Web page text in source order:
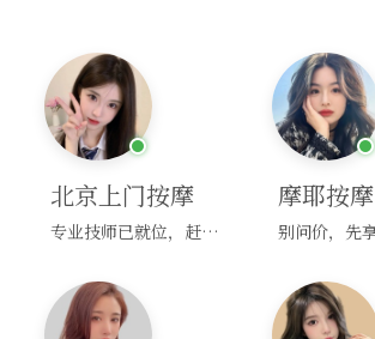
北京上门按摩
专业技师已就位，赶紧下单！
摩耶按摩